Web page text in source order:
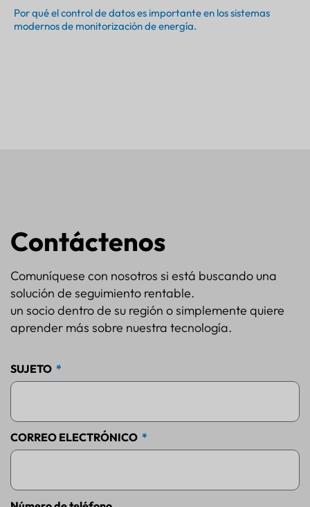
Por qué el control de datos es importante en los sistemas
modernos de monitorización de energía.
Contáctenos
Comuníquese con nosotros si está buscando una
solución de seguimiento rentable.
un socio dentro de su región o simplemente quiere
aprender más sobre nuestra tecnología.
SUJETO
CORREO ELECTRÓNICO